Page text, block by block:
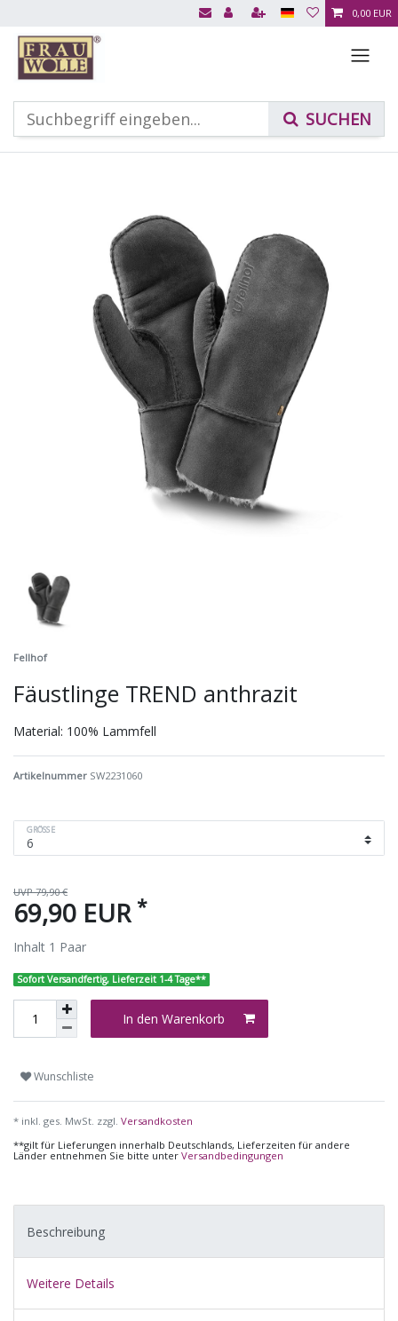
0,00 EUR
Fellhof
Fäustlinge TREND anthrazit
Material: 100% Lammfell
Artikelnummer SW2231060
GRÖSSE
UVP 79,90 €
69,90 EUR *
Inhalt 1 Paar
Sofort Versandfertig, Lieferzeit 1-4 Tage**
In den Warenkorb
Wunschliste
* inkl. ges. MwSt. zzgl. Versandkosten
**gilt für Lieferungen innerhalb Deutschlands, Lieferzeiten für andere
Länder entnehmen Sie bitte unter Versandbedingungen
Beschreibung
Weitere Details